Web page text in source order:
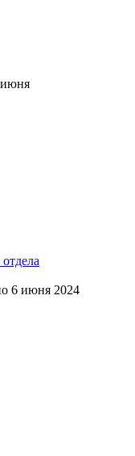
6 июня 2024